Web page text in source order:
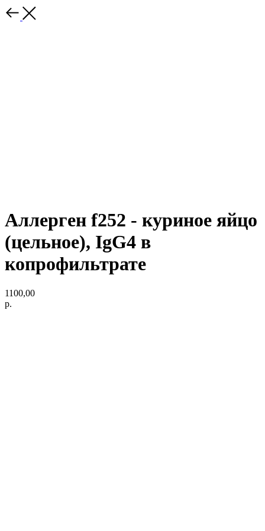
Аллерген f252 - куриное яйцо
(цельное), IgG4 в
копрофильтрате
1100,00
р.